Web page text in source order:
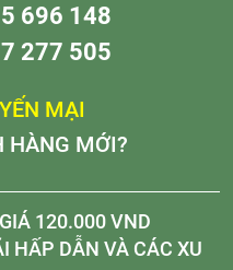
696 148
277 505
MẠI
HÀNG MỚI?
120.000 VND
HẤP DẪN VÀ CÁC XU